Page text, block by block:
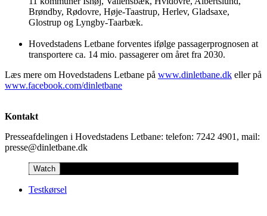
Brøndby, Rødovre, Høje-Taastrup, Herlev, Gladsaxe,
Glostrup og Lyngby-Taarbæk.
Hovedstadens Letbane forventes ifølge passagerprognosen at
transportere ca. 14 mio. passagerer om året fra 2030.
Læs mere om Hovedstadens Letbane på www.dinletbane.dk eller på
www.facebook.com/dinletbane
Kontakt
Presseafdelingen i Hovedstadens Letbane: telefon: 7242 4901, mail:
presse@dinletbane.dk
Watch
Testkørsel